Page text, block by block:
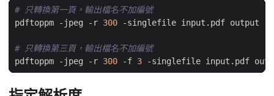
# 只轉換第一頁，輸出檔名不加編號
pdftoppm -jpeg -r 300
# 只轉換第三頁，輸出檔名不加編號
pdftoppm -jpeg -r 300 -f 3